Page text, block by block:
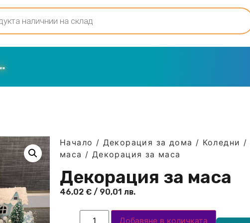
Начало / Декорация за дома / Коледни /
маса / Декорация за маса
Декорация за маса
46,02 € / 90,01 лв.
Добавяне в количката